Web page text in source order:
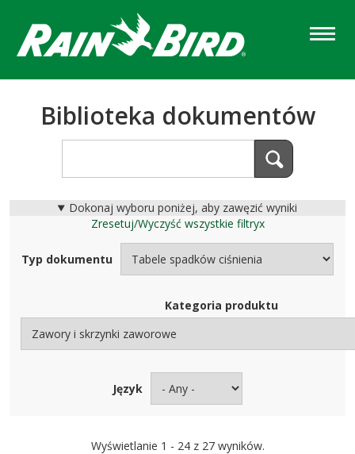
main
content
Biblioteka dokumentów
Dokonaj wyboru poniżej, aby zawęzić wyniki
Zresetuj/Wyczyść wszystkie filtryx
Typ dokumentu
Kategoria produktu
Język
Wyświetlanie 1 - 24 z 27 wyników.